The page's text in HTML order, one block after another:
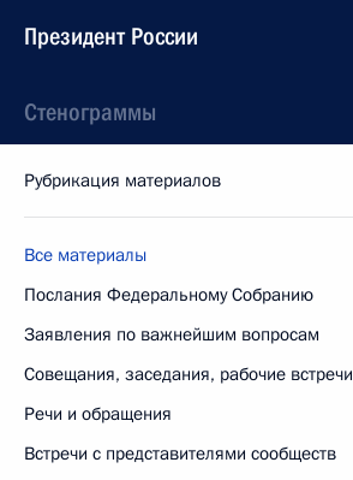
Президент России
Стенограммы
Рубрикация материалов
Все материалы
Послания Федеральному Собранию
Заявления по важнейшим вопросам
Совещания, заседания, рабочие встречи
Речи и обращения
Встречи с представителями сообществ